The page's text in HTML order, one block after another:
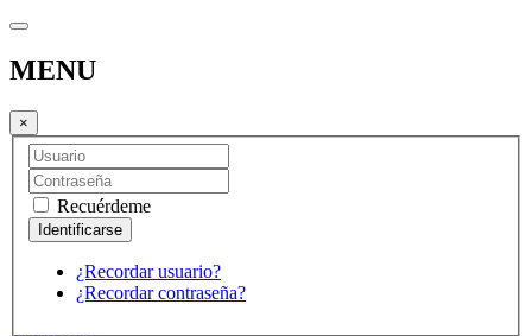
MENU
×
Recuérdeme
¿Recordar usuario?
¿Recordar contraseña?